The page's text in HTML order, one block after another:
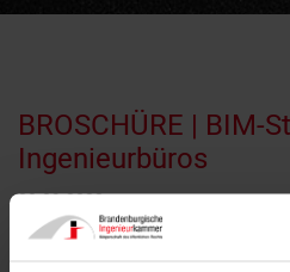
BROSCHÜRE | BIM-
Ingenieurbüros
20.09.2022